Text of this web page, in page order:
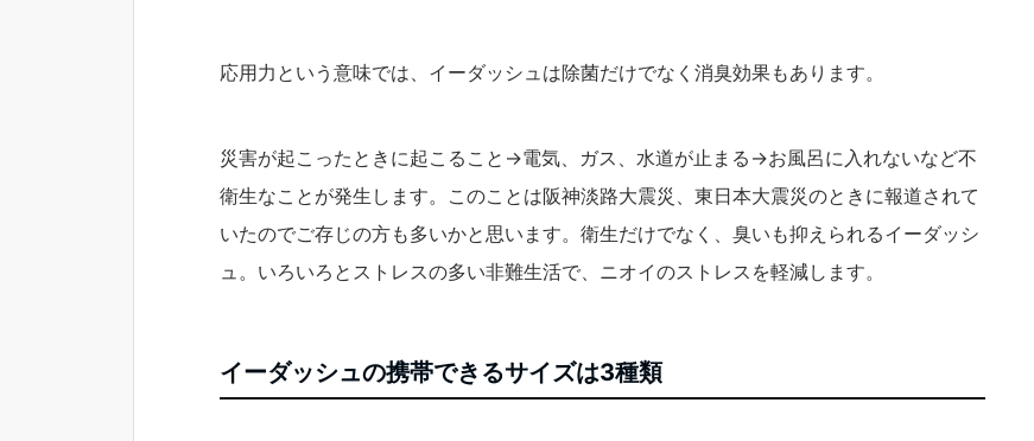
応用力という意味では、イーダッシュは除菌だけでなく消臭効果もあります。
災害が起こったときに起こること→電気、ガス、水道が止まる→お風呂に入れないなど不
衛生なことが発生します。このことは阪神淡路大震災、東日本大震災のときに報道されて
いたのでご存じの方も多いかと思います。衛生だけでなく、臭いも抑えられるイーダッシ
ュ。いろいろとストレスの多い非難生活で、ニオイのストレスを軽減します。
イーダッシュの携帯できるサイズは3種類